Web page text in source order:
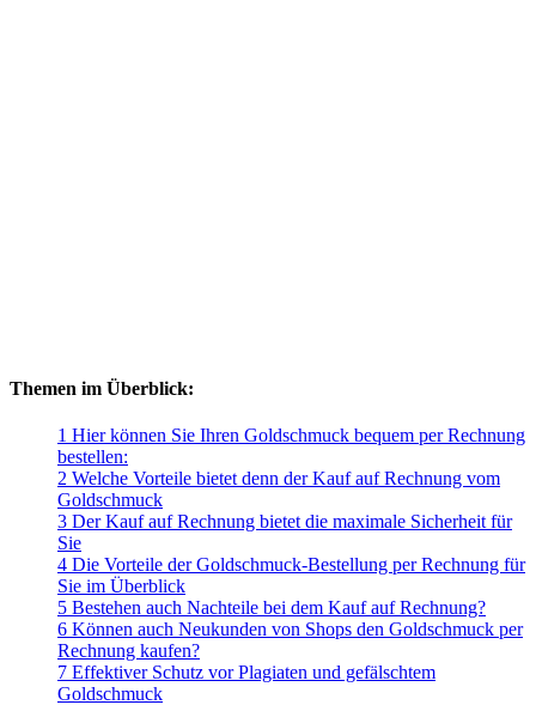
Themen im Überblick:
1 Hier können Sie Ihren Goldschmuck bequem per Rechnung
bestellen:
2 Welche Vorteile bietet denn der Kauf auf Rechnung vom
Goldschmuck
3 Der Kauf auf Rechnung bietet die maximale Sicherheit für
Sie
4 Die Vorteile der Goldschmuck-Bestellung per Rechnung für
Sie im Überblick
5 Bestehen auch Nachteile bei dem Kauf auf Rechnung?
6 Können auch Neukunden von Shops den Goldschmuck per
Rechnung kaufen?
7 Effektiver Schutz vor Plagiaten und gefälschtem
Goldschmuck